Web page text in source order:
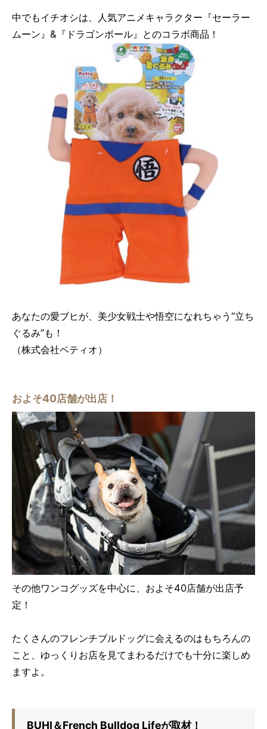
中でもイチオシは、人気アニメキャラクター『セーラー
ムーン』&『ドラゴンボール』とのコラボ商品！
あなたの愛ブヒが、美少女戦士や悟空になれちゃう“立ち
ぐるみ”も！
（株式会社ペティオ）
およそ40店舗が出店！
その他ワンコグッズを中心に、およそ40店舗が出店予
定！
たくさんのフレンチブルドッグに会えるのはもちろんの
こと、ゆっくりお店を見てまわるだけでも十分に楽しめ
ますよ。
BUHI＆French Bulldog Lifeが取材！